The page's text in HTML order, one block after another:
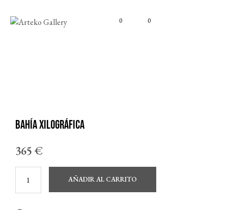
0 0
Bahía xilográfica
365€
AÑADIR AL CARRITO